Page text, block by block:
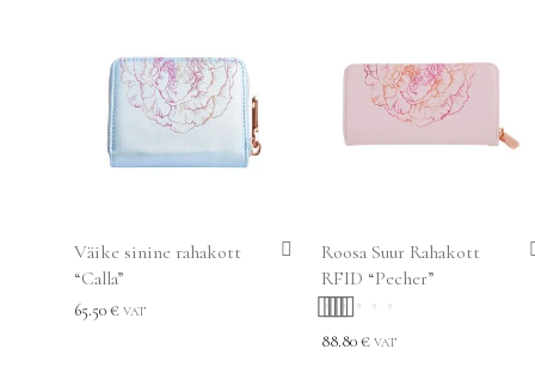
Väike sinine rahakott
“Calla”
65.50€ VAT
Roosa Suur Rahakott
RFID “Pecher”
Hinnanguga
88.80€ VAT